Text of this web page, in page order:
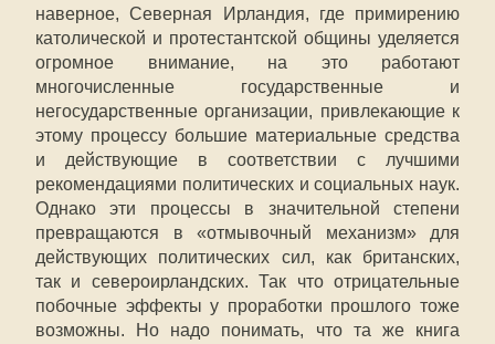
наверное, Северная Ирландия, где примирению
католической и протестантской общины уделяется
огромное внимание, на это работают
многочисленные государственные и
негосударственные организации, привлекающие к
этому процессу большие материальные средства
и действующие в соответствии с лучшими
рекомендациями политических и социальных наук.
Однако эти процессы в значительной степени
превращаются в «отмывочный механизм» для
действующих политических сил, как британских,
так и североирландских. Так что отрицательные
побочные эффекты у проработки прошлого тоже
возможны. Но надо понимать, что та же книга